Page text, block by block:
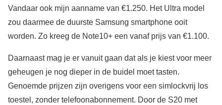
Vandaar ook mijn aanname van €1.250. Het Ultra model
zou daarmee de duurste Samsung smartphone ooit
worden. Zo kreeg de Note10+ een vanaf prijs van €1.100.
Daarnaast mag je er vanuit gaan dat als je kiest voor meer
geheugen je nog dieper in de buidel moet tasten.
Genoemde prijzen zijn overigens voor een simlockvrij los
toestel, zonder telefoonabonnement. Door de S20 met